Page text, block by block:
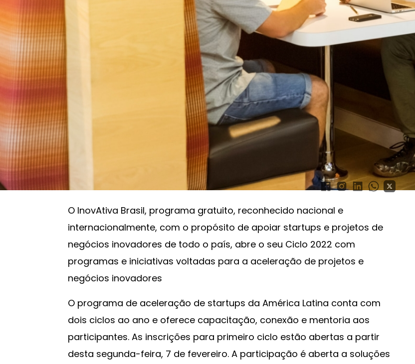
InovAtiva abre programas para aceleração de negócios inovadores
Agenda: InovAtiva abre programas para
aceleração de negócios inovadores
O InovAtiva Brasil, programa gratuito, reconhecido nacional e
internacionalmente, com o propósito de apoiar startups e projetos de
negócios inovadores de todo o país, abre o seu Ciclo 2022 com
programas e iniciativas voltadas para a aceleração de projetos e
negócios inovadores
O programa de aceleração de startups da América Latina conta com
dois ciclos ao ano e oferece capacitação, conexão e mentoria aos
participantes. As inscrições para primeiro ciclo estão abertas a partir
desta segunda-feira, 7 de fevereiro. A participação é aberta a soluções